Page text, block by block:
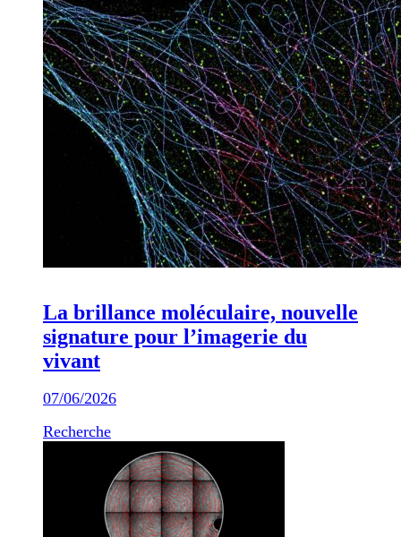
La brillance moléculaire, nouvelle
signature pour l’imagerie du
vivant
07/06/2026
Recherche